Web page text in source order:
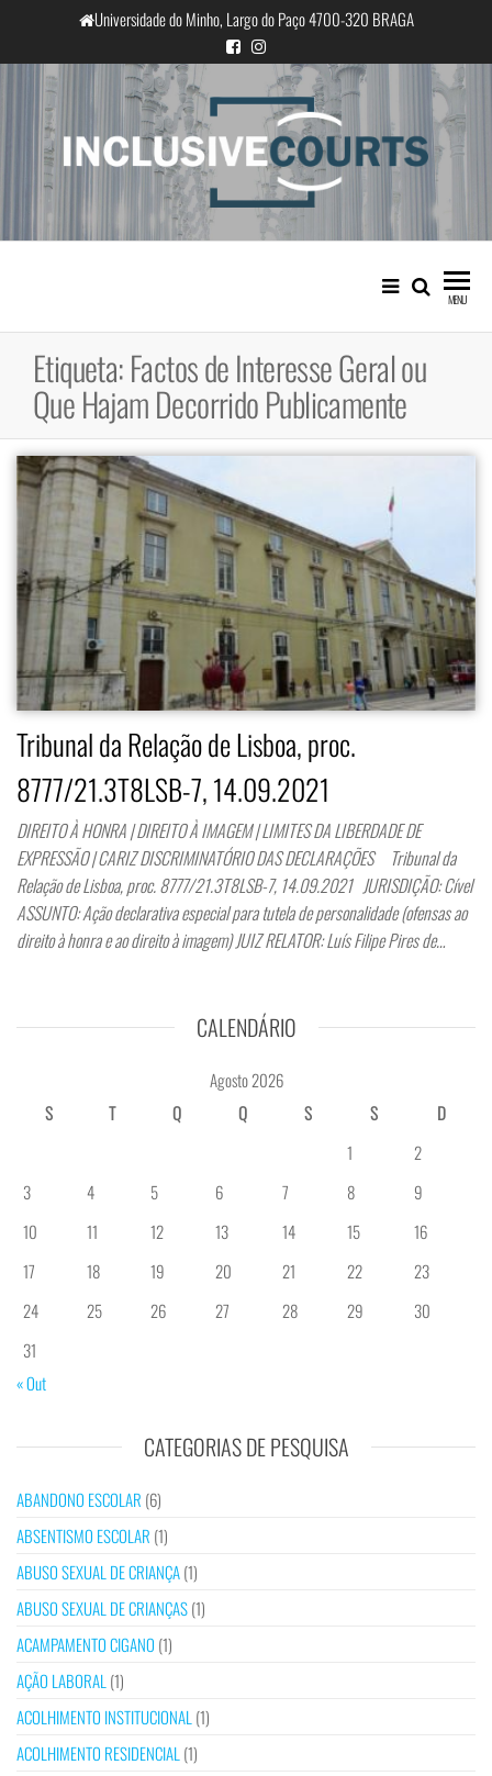
o
conteúdo
Universidade do Minho, Largo do Paço 4700-320 BRAGA
InclusiveCourts
Igualdade e diferença cultural na
prática judicial portuguesa
MENU
Etiqueta:Factos de Interesse Geral ou
Que Hajam Decorrido Publicamente
Tribunal da Relação de Lisboa, proc.
8777/21.3T8LSB-7, 14.09.2021
DIREITO À HONRA | DIREITO À IMAGEM | LIMITES DA LIBERDADE DE
EXPRESSÃO | CARIZ DISCRIMINATÓRIO DAS DECLARAÇÕES Tribunal da
Relação de Lisboa, proc. 8777/21.3T8LSB-7, 14.09.2021 JURISDIÇÃO: Cível
ASSUNTO: Ação declarativa especial para tutela de personalidade (ofensas ao
direito à honra e ao direito à imagem) JUIZ RELATOR: Luís Filipe Pires de…
CALENDÁRIO
Agosto 2026
S
T Q Q S S
D
1
2
3
4 5 6 7 8
9
10
11 12 13 14 15
16
17
18 19 20 21 22
23
24
25 26 27 28 29
30
31
« Out
CATEGORIAS DE PESQUISA
ABANDONO ESCOLAR (6)
ABSENTISMO ESCOLAR (1)
ABUSO SEXUAL DE CRIANÇA(1)
ABUSO SEXUAL DE CRIANÇAS(1)
ACAMPAMENTO CIGANO (1)
AÇÃO LABORAL (1)
ACOLHIMENTO INSTITUCIONAL (1)
ACOLHIMENTO RESIDENCIAL (1)